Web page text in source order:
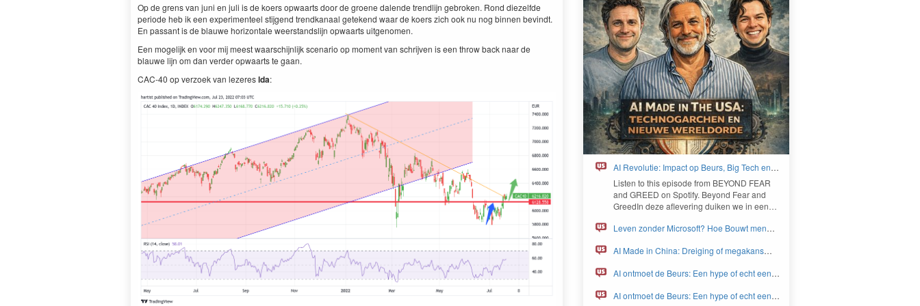
Op de grens van juni en juli is de koers opwaarts door de groene dalende trendlijn gebroken. Rond diezelfde
periode heb ik een experimenteel stijgend trendkanaal getekend waar de koers zich ook nu nog binnen bevindt.
En passant is de blauwe horizontale weerstandslijn opwaarts uitgenomen.
Een mogelijk en voor mij meest waarschijnlijk scenario op moment van schrijven is een throw back naar de
blauwe lijn om dan verder opwaarts te gaan.
CAC-40 op verzoek van lezereslda:
AI Revolutie: Impact op Beurs, Big Tech en
Nieuwe Wereldorde - BEYOND FEAR and
GREED
Lis­ten to this episode from BEYOND FEAR
andGREED on Spo­ti­fy. Beyond Fear and
Greed­In deze aflev­er­ing duiken we in een…
Leven zonder Microsoft? Hoe Bouwt men
BEYOND FEAR and GREED
AI Made in China: Dreiging of megakans
GREED
AI ontmoet de Beurs: Een hype of echt een
GREED
AI ontmoet de Beurs: Een hype of echt een